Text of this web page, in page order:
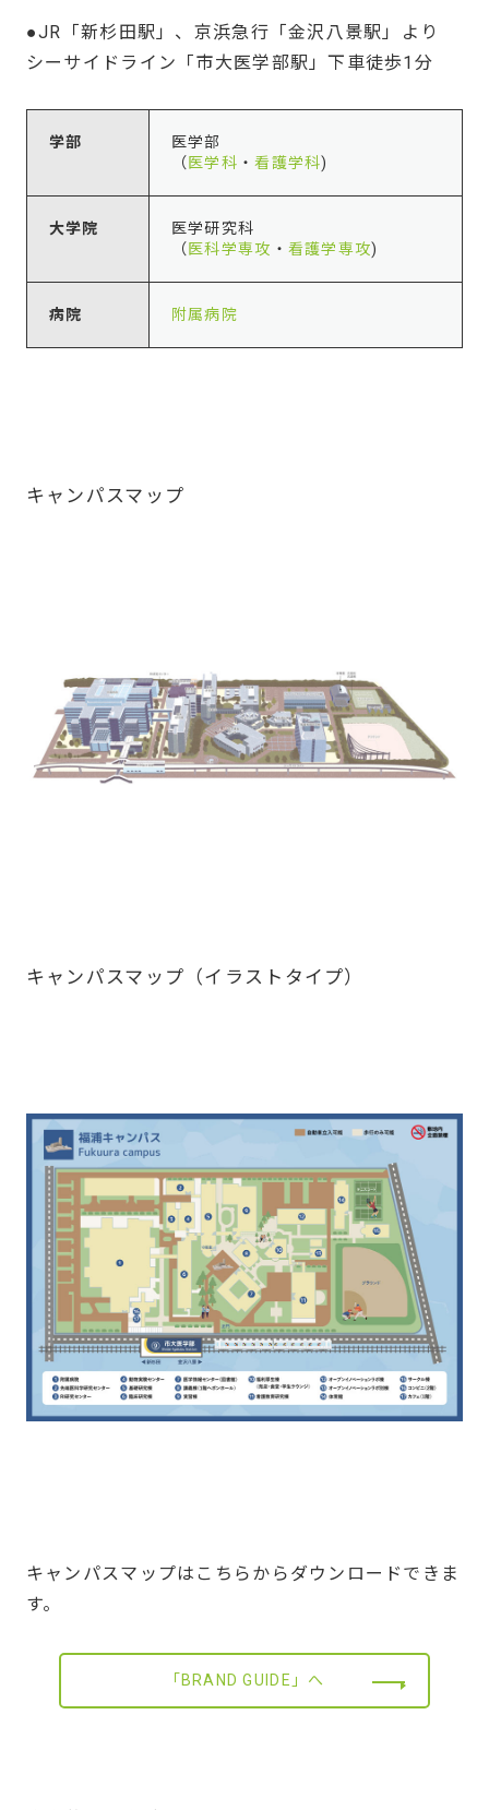
●JR「新杉田駅」、京浜急行「金沢八景駅」より
シーサイドライン「市大医学部駅」下車徒歩1分
学部
医学部
（ 医学科 ・看護学科)
大学院
医学研究科
（ 医科学専攻 ・ 看護学専攻)
病院 附属病院
キャンパスマップ
キャンパスマップ（イラストタイプ）
キャンパスマップはこちらからダウンロードできま
す。
「BRAND GUIDE」へ